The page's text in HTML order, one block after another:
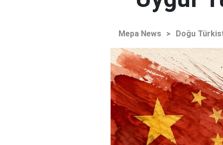
Mepa News > Doğu